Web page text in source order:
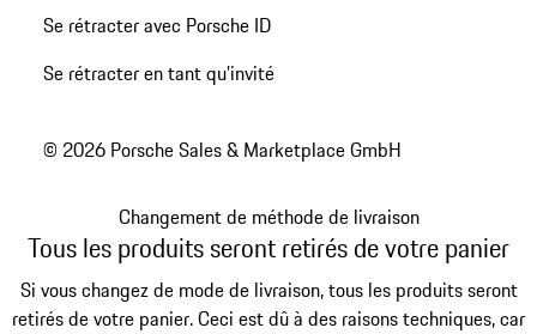
Se rétracter avec Porsche ID
Se rétracter en tant qu’invité
© 2026 Porsche Sales & Marketplace GmbH
Changement de méthode de livraison
Tous les produits seront retirés de votre panier
Si vous changez de mode de livraison, tous les produits seront
retirés de votre panier. Ceci est dû à des raisons techniques, car